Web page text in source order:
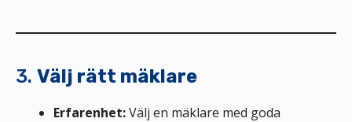
3. Välj rätt mäklare
Erfarenhet:Välj en mäklare med goda